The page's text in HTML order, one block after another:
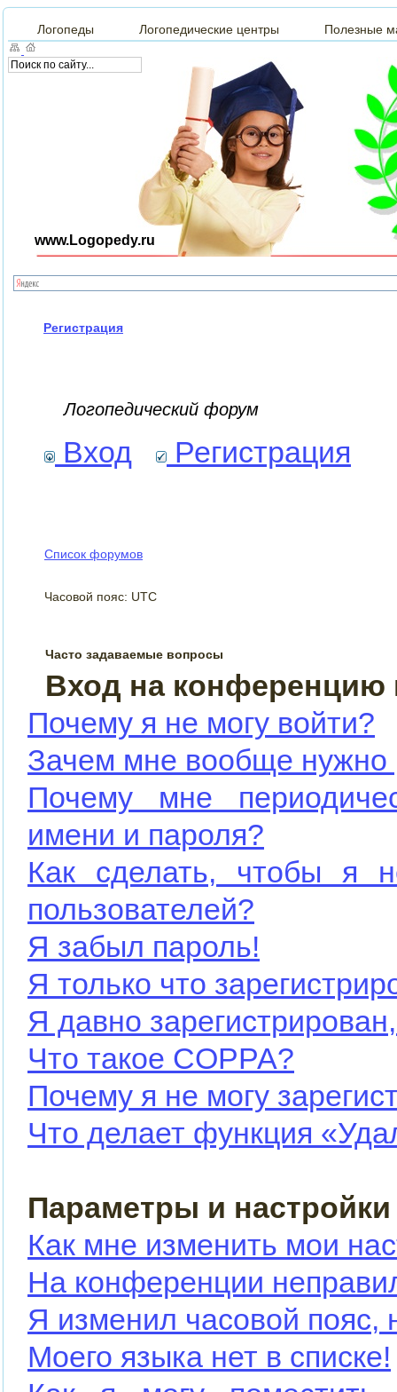
Логопеды Логопедические центры Полезные
www.Logopedy.ru
Регистрация
Логопедический форум
Вход Регистрация
Список форумов
Часовой пояс: UTC
Часто задаваемые вопросы
Вход на конференцию
Почему я не могу войти?
Зачем мне вообще нужно
Почему мне
имени и пароля?
Как сделать, чтобы я
пользователей?
Я забыл пароль!
Я только что
Я давно
Что такое COPPA?
Почему я не могу
Что делает функция
Параметры и
Как мне изменить мои
На конференции
Я изменил часовой пояс,
Моего языка нет в списке!